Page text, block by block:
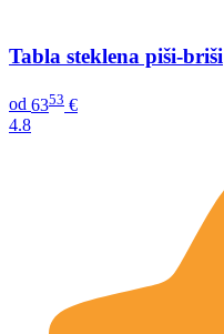
Tabla steklena piši-briši
od 6353 €
4.8